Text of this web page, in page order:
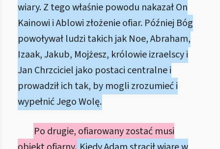
wiary. Z tego właśnie powodu nakazał On
Kainowi i Ablowi złożenie ofiar. Później Bóg
powoływał ludzi takich jak Noe, Abraham,
Izaak, Jakub, Mojżesz, królowie izraelscy i
Jan Chrzciciel jako postaci centralne i
prowadził ich tak, by mogli zrozumieć i
wypełnić Jego Wolę.
Po drugie, ofiarowany zostać musi